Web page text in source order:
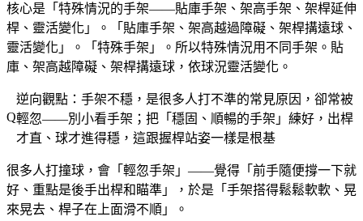
核心是「特殊情況的手架——貼庫手架、架高手架、架桿延伸
桿、靈活變化」。「貼庫手架、架高越過障礙、架桿搆遠球、
靈活變化」。「特殊手架」。所以特殊情況用不同手架。貼
庫、架高越障礙、架桿搆遠球，依球況靈活變化。
逆向觀點：手架不穩，是很多人打不準的常見原因，卻常被
輕忽——別小看手架；把「穩固、順暢的手架」練好，出桿
才直、球才進得穩，這跟握桿站姿一樣是根基
很多人打撞球，會「輕忽手架」——覺得「前手隨便撐一下就
好、重點是後手出桿和瞄準」，於是「手架搭得鬆鬆軟軟、晃
來晃去、桿子在上面滑不順」。